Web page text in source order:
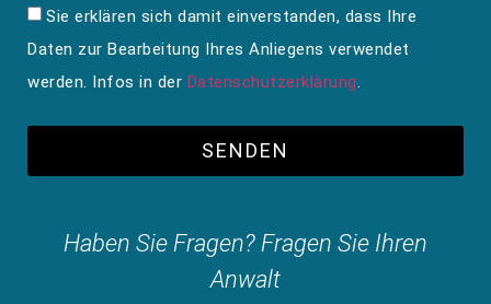
Sie erklären sich damit einverstanden, dass Ihre
Daten zur Bearbeitung Ihres Anliegens verwendet
werden. Infos in der Datenschutzerklärung.
SENDEN
Haben Sie Fragen? Fragen Sie Ihren
Anwalt